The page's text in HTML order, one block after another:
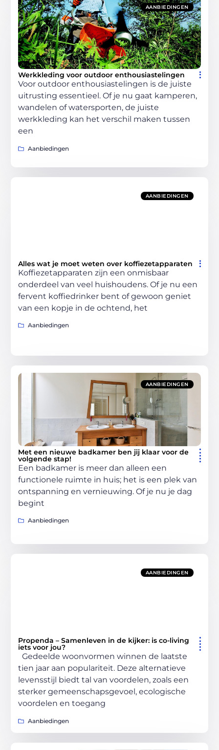
AANBIEDINGEN
Werkkleding voor outdoor enthousiastelingen
Voor outdoor enthousiastelingen is de juiste
uitrusting essentieel. Of je nu gaat kamperen,
wandelen of watersporten, de juiste
werkkleding kan het verschil maken tussen
een
Aanbiedingen
AANBIEDINGEN
Alles wat je moet weten over koffiezetapparaten
Koffiezetapparaten zijn een onmisbaar
onderdeel van veel huishoudens. Of je nu een
fervent koffiedrinker bent of gewoon geniet
van een kopje in de ochtend, het
Aanbiedingen
AANBIEDINGEN
Met een nieuwe badkamer ben jij klaar voor de
volgende stap!
Een badkamer is meer dan alleen een
functionele ruimte in huis; het is een plek van
ontspanning en vernieuwing. Of je nu je dag
begint
Aanbiedingen
AANBIEDINGEN
Propenda – Samenleven in de kijker: is co-living
iets voor jou?
Gedeelde woonvormen winnen de laatste
tien jaar aan populariteit. Deze alternatieve
levensstijl biedt tal van voordelen, zoals een
sterker gemeenschapsgevoel, ecologische
voordelen en toegang
Aanbiedingen